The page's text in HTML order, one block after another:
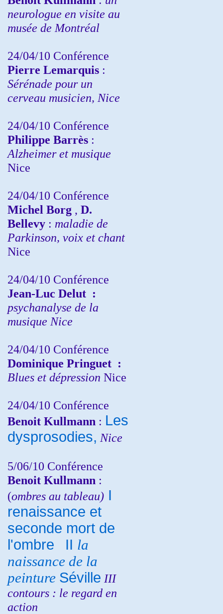
neurologue en visite au
musée de Montréal
24/04/10 Conférence
Pierre Lemarquis :
Sérénade pour un
cerveau musicien, Nice
24/04/10 Conférence
Philippe Barrès :
Alzheimer et musique
Nice
24/04/10 Conférence
Michel Borg , D.
Bellevy : maladie de
Parkinson, voix et chant
Nice
24/04/10 Conférence
Jean-Luc Delut :
psychanalyse de la
musique Nice
24/04/10 Conférence
Dominique Pringuet :
Blues et dépression Nice
24/04/10 Conférence
Benoit Kullmann : Les
dysprosodies, Nice
5/06/10 Conférence
Benoit Kullmann :
(ombres au tableau) I
renaissance et
seconde mort de
l'ombre
II la
naissance de la
peinture Séville III
contours : le regard en
action